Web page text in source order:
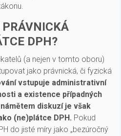
DPH?
(a nejen v tomto oboru)
jako právnická, či fyzická
vstupuje administrativní
a existence případných
diskuzí je však
(ne)plátce DPH. Pokud
do jisté míry jako „bezúročný